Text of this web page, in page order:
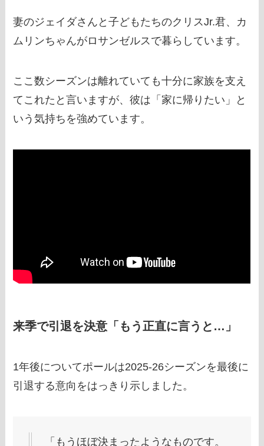
妻のジェイダさんと子どもたちのクリスJr.君、カ
ムリンちゃんがロサンゼルスで暮らしています。
ここ数シーズンは離れていても十分に家族を支え
てこれたと言いますが、彼は「家に帰りたい」と
いう気持ちを強めています。
来季で引退を決意「もう正直に言うと…」
1年後についてポールは2025-26シーズンを最後に
引退する意向をはっきり示しました。
「もうほぼ決まったようなものです。